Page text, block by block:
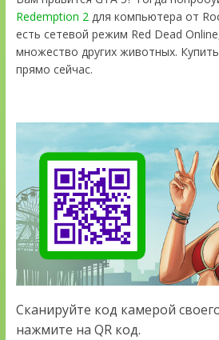
Redemption 2для компьютера от
есть сетевой режим Red Dead
множество других животных.
прямо сейчас.
Сканируйте код камерой
нажмите на QR код.